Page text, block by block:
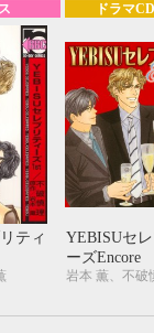
ティ
ドラマ
YEBISUセ
ーズEncore
岩本 薫、不破
SUN MON TUE
5 6
11
12
18
19
25